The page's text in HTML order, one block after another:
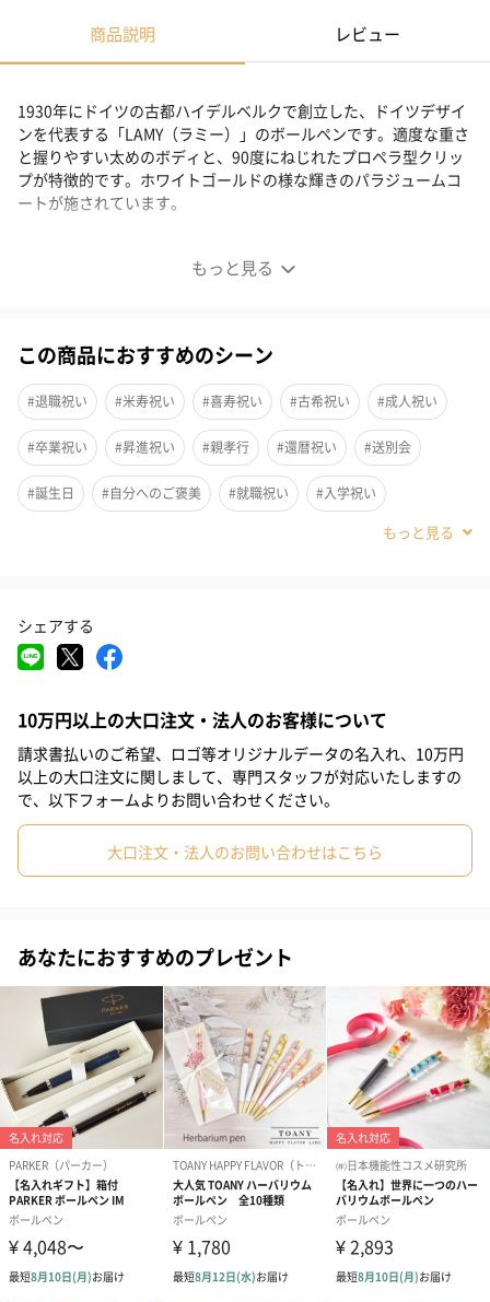
商品説明 レビュー
もっと見る
1930年にドイツの古都ハイデルベルクで創立した、ドイツデザイ
ンを代表する「LAMY（ラミー）」のボールペンです。適度な重さ
と握りやすい太めのボディと、90度にねじれたプロペラ型クリッ
プが特徴的です。ホワイトゴールドの様な輝きのパラジュームコ
ートが施されています。
輝くボディとプロペラクリップが魅力のボールペン
ングが施されています。バランスがよく、使い心地も抜群です。
90度にねじれたプロペラ型が特徴的なクリップはデザイナーのオ
リジナルデザインです。
特徴
います。
Quality & Responsibility / 品質と責任
明晰、正直、均衡、創造性、これらのキーワードは製品のみなら
ず広告やスローガン、社屋など全てのブランドコミュニケーショ
ンにおいて一貫しており、品質、革新、モダンデザインのブラン
品質へのこだわり
この商品におすすめのシーン
#退職祝い #米寿祝い #喜寿祝い #古希祝い #成人祝い
#卒業祝い #昇進祝い #親孝行 #還暦祝い #送別会
#誕生日 #自分へのご褒美 #就職祝い #入学祝い
#父の日
#娘 #姪
#取引先男性
#男子大学生 #同僚男性 #同僚女性 #上司男性
#祖父 #祖母 #母親 #父親 #妻 #夫 #女性
#男性 #男友達 #女友達 #10代 #20代前半
#40代 #50代 #70代 #80代 #90代
シェアする
10万円以上の大口注文・法人のお客様について
請求書払いのご希望、ロゴ等オリジナルデータの名入れ、10万円
以上の大口注文に関しまして、専門スタッフが対応いたしますの
で、以下フォームよりお問い合わせください。
大口注文・法人のお問い合わせはこちら
あなたにおすすめのプレゼント